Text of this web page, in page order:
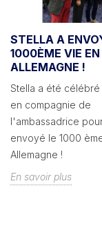
STELLA A
1000ÈME VIE EN
ALLEMAGNE !
Stella a été célébré
en compagnie de
l'ambassadrice
envoyé le 1000
Allemagne !
En savoir plus